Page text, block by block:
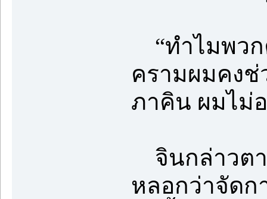
“ทำไมพวก
ครามผมคง
ภาคิน ผมไม่
จินกล่าวตา
หลอกว่าจัดก